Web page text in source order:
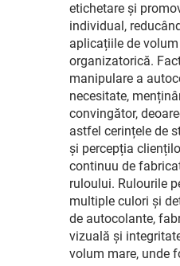
etichetare și
individual,
aplicațiile de
organizatorică.
manipulare a
necesitate,
convingător,
astfel cerințele de
și percepția
continuu de
ruloului. Rulourile
multiple culori și
de autocolante,
vizuală și
volum mare, unde